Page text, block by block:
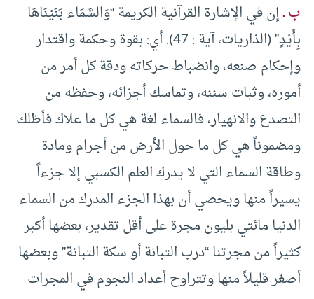
ب ـإن في الإشارة القرآنية الكريمة “وَالسَّمَاء بَنَيْنَاهَا
بِأَيْدٍ” (الذاريات، آية : 47). أي: بقوة وحكمة واقتدار
وإحكام صنعه، وانضباط حركاته ودقة كل أمر من
أموره، وثبات سننه، وتماسك أجزائه، وحفظه من
التصدع والانهيار، فالسماء لغة هي كل ما علاك فأظلك
ومضموناً هي كل ما حول الأرض من أجرام ومادة
وطاقة السماء التي لا يدرك العلم الكسبي إلا جزءاً
يسيراً منها ويحصي أن بهذا الجزء المدرك من السماء
الدنيا مائتي بليون مجرة على أقل تقدير، بعضها أكبر
كثيراً من مجرتنا “درب التبانة أو سكة التبانة” وبعضها
أصغر قليلاً منها وتتراوح أعداد النجوم في المجرات